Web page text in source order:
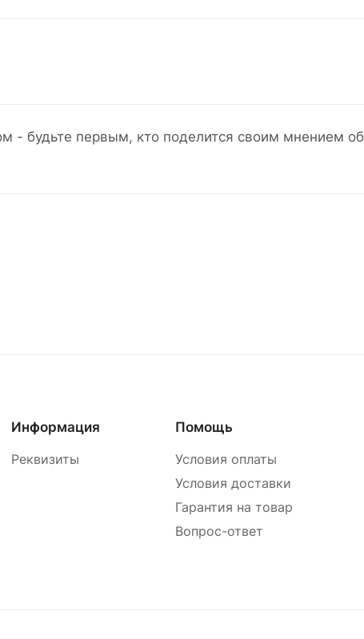
- будьте первым, кто поделится своим мнением об
Информация
Реквизиты
Помощь
Условия оплаты
Условия доставки
Гарантия на товар
Вопрос-ответ